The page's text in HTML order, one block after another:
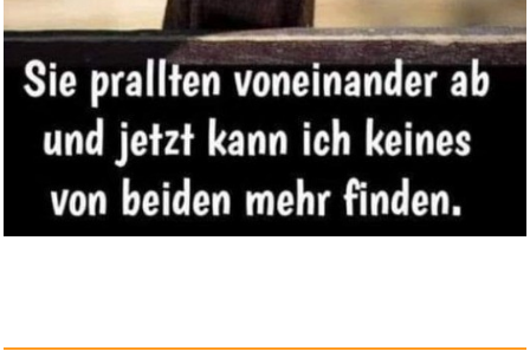
The Naturals, Book 1: cold cas...
Anzeige